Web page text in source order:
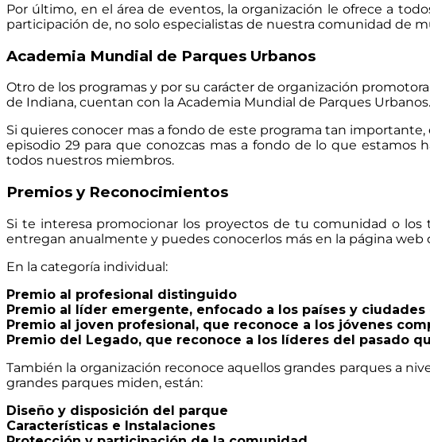
Por último, en el área de eventos, la organización le ofrece a
participación de, no solo especialistas de nuestra comunidad de
Academia Mundial de Parques Urbanos
Otro de los programas y por su carácter de organización
de Indiana, cuentan con la Academia Mundial de Parques Urbanos.
Si quieres conocer mas a fondo de este programa tan
episodio 29 para que conozcas mas a fondo de lo que estamos
todos nuestros miembros.
Premios y Reconocimientos
Si te interesa promocionar los proyectos de tu comunidad o
entregan anualmente y puedes conocerlos más en la página
En la categoría individual:
Premio al profesional distinguido
Premio al líder emergente, enfocado a los países y
Premio al joven profesional, que reconoce a los jóvenes
Premio del Legado, que reconoce a los líderes del pasado
También la organización reconoce aquellos grandes parques a
grandes parques miden, están:
Diseño y disposición del parque
Características e Instalaciones